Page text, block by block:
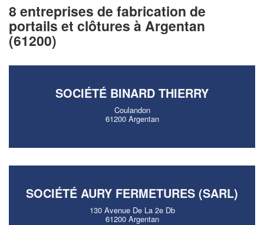
8 entreprises de fabrication de
portails et clôtures à Argentan
(61200)
SOCIÉTÉ BINARD THIERRY
Coulandon
61200 Argentan
SOCIÉTÉ AURY FERMETURES (SARL)
130 Avenue De La 2e Db
61200 Argentan